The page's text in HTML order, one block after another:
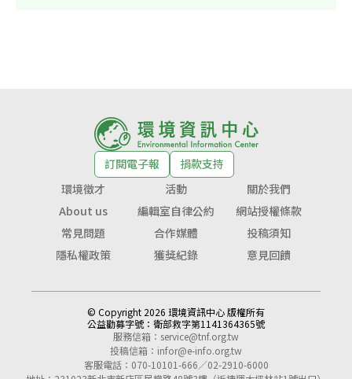
訂閱電子報
捐款支持
環境徵才
活動
關於我們
About us
編輯室自律公約
網站授權條款
常見問題
合作媒體
投稿須知
隱私權政策
獲獎紀錄 意見回饋
© Copyright 2026 環境資訊中心 版權所有
公益勸募字號： 衛部救字第1141364365號
服務信箱： service@tnf.org.tw
投稿信箱： infor@e-info.org.tw
客服電話：070-10101-666／02-2910-6000